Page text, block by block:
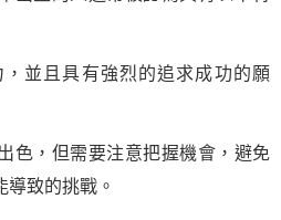
並且具有強烈的追求成功的願
色，但需要注意把握機會，避免
導致的挑戰。